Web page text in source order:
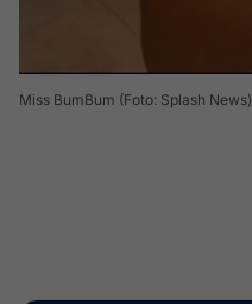
Miss BumBum (Foto: Splash News)